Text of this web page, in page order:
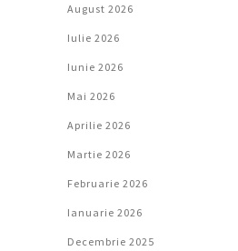
August 2026
Iulie 2026
Iunie 2026
Mai 2026
Aprilie 2026
Martie 2026
Februarie 2026
Ianuarie 2026
Decembrie 2025